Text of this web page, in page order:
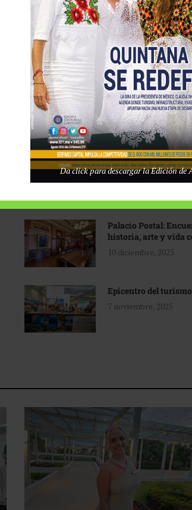
Tecnológico de Monterrey
3 agosto, 2026
Promoción turística
1 abril, 2026
Industria global en
reconfiguración
31 marzo, 2026
Palacio Postal:
historia, arte y vida
10 diciembre, 2025
Epicentro del turismo
7 noviembre, 2025
Da click para descargar la Edición de